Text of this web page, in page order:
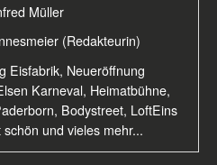
Müller
(Redakteurin)
Eisfabrik, Neueröffnung
Karneval, Heimatbühne,
Bodystreet, LoftEins
und vieles mehr...